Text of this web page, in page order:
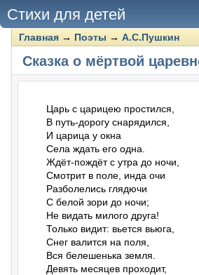
Стихи для детей
Главная → Поэты → А.С.Пушкин
Сказка о мёртвой
Царь с царицею простился,
В путь-дорогу снарядился,
И царица у окна
Села ждать его одна.
Ждёт-пождёт с утра до ночи,
Смотрит в поле, инда очи
Разболелись глядючи
С белой зори до ночи;
Не видать милого друга!
Только видит: вьется вьюга,
Снег валится на поля,
Вся белешенька земля.
Девять месяцев проходит,